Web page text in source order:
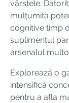
vârstele.
mulțumită
cognitive timp
suplimentul
arsenalul
Explorează o
intensifică
pentru a afla